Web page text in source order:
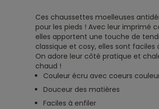
Ces chaussettes moelleuses
pour les pieds ! Avec leur
elles apportent une touche de
classique et cosy, elles sont
On adore leur côté pratique et
chaud !
Couleur écru avec coeurs
Douceur des matières
Faciles à enfiler